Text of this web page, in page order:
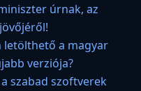
úrnak, az
letölthető a magyar
verziója?
szabad szoftverek